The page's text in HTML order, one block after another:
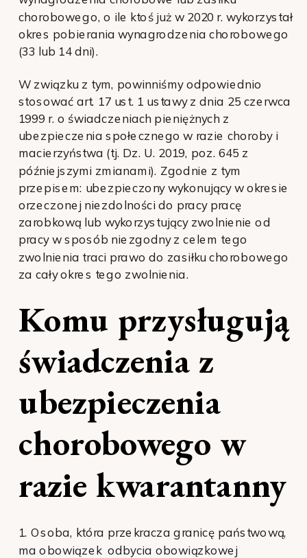
chorobowego, o ile ktoś już w 2020 r. wykorzystał
okres pobierania wynagrodzenia chorobowego
(33 lub 14 dni).
W związku z tym, powinniśmy odpowiednio
stosować art. 17 ust. 1 ustawy z dnia 25 czerwca
1999 r. o świadczeniach pieniężnych z
ubezpieczenia społecznego w razie choroby i
macierzyństwa (tj. Dz. U. 2019, poz. 645 z
późniejszymi zmianami). Zgodnie z tym
przepisem: ubezpieczony wykonujący w okresie
orzeczonej niezdolności do pracy pracę
zarobkową lub wykorzystujący zwolnienie od
pracy w sposób niezgodny z celem tego
zwolnienia traci prawo do zasiłku chorobowego
za cały okres tego zwolnienia.
Komu przysługują
świadczenia z
ubezpieczenia
chorobowego w
razie kwarantanny
1. Osoba, która przekracza granicę państwową,
ma obowiązek odbycia obowiązkowej